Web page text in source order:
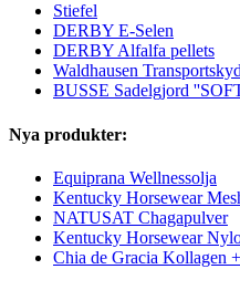
Stiefel
DERBY E-Selen
DERBY Alfalfa pellets
Waldhausen
BUSSE Sadelgjord
Nya produkter:
Equiprana Wellnessolja
Kentucky Horsewear
NATUSAT Chagapulver
Kentucky Horsewear
Chia de Gracia Kollagen +